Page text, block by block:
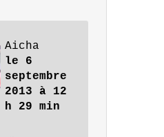
Aicha
le 6
septembre
2013 à 12
h 29 min